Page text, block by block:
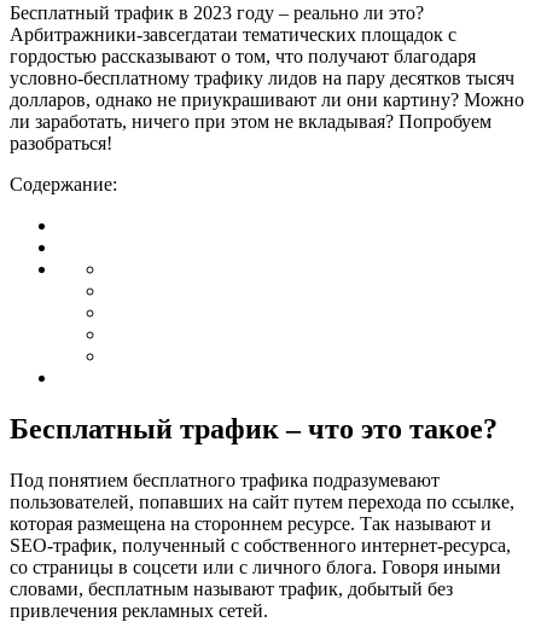
Бесплатный трафик в 2023 году – реально ли это?
Арбитражники-завсегдатаи тематических площадок с
гордостью рассказывают о том, что получают благодаря
условно-бесплатному трафику лидов на пару десятков тысяч
долларов, однако не приукрашивают ли они картину? Можно
ли заработать, ничего при этом не вкладывая? Попробуем
разобраться!
Содержание:
Бесплатный трафик – что это такое?
Под понятием бесплатного трафика подразумевают
пользователей, попавших на сайт путем перехода по ссылке,
которая размещена на стороннем ресурсе. Так называют и
SEO-трафик, полученный с собственного интернет-ресурса,
со страницы в соцсети или с личного блога. Говоря иными
словами, бесплатным называют трафик, добытый без
привлечения рекламных сетей.